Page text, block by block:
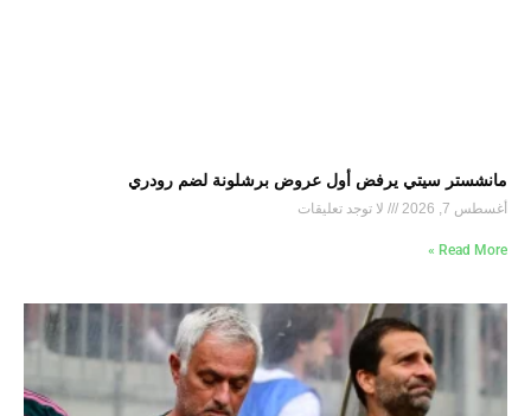
مانشستر سيتي يرفض أول عروض برشلونة لضم رودري
أغسطس 7, 2026 لا توجد تعليقات
Read More »